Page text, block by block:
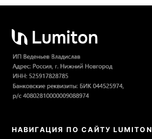
НАВИГАЦИЯ ПО САЙТУ LUMITON